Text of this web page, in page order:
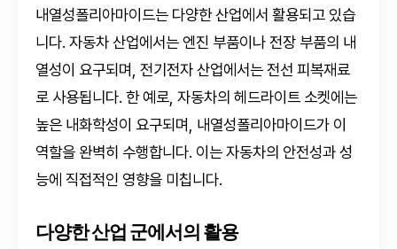
내열성폴리아마이드는 다양한 산업에서 활용되고 있습
니다. 자동차 산업에서는 엔진 부품이나 전장 부품의 내
열성이 요구되며, 전기전자 산업에서는 전선 피복재료
로 사용됩니다. 한 예로, 자동차의 헤드라이트 소켓에는
높은 내화학성이 요구되며, 내열성폴리아마이드가 이
역할을 완벽히 수행합니다. 이는 자동차의 안전성과 성
능에 직접적인 영향을 미칩니다.
다양한 산업 군에서의 활용